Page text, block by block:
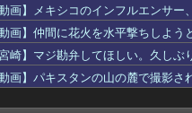
方のやついるけどさ
化をほぼ克服しても「体細胞変異
of Reincarnationは皆様からのご意
女優さん、熊本へ300万円寄付す
ィアナってE3-3とE3-4、どっちで
、ワイ氏の「貯金」・・・多すぎ
告。「戦犯国家に戻ろうとしてい
動画】メキシコのインフルエンサー
動画】仲間に花火を水平撃ちしよう
宮崎】マジ勘弁してほしい。久しぶ
動画】パキスタンの山の麓で撮影さ